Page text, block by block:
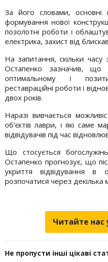
За його словами, основні
формування нової
позолотні роботи і
електрика, захист від
На запитання, скільки
Остапенко зазначив, що
оптимальному і
реставраційні роботи і
двох років.
Наразі вивчається
об'єктів лаври, і які саме
відвідувачів під час
Що стосується
Остапенко прогнозує, що
укриття відвідування
розпочатися через декілька
Читайте нас
Не пропусти інші цікаві